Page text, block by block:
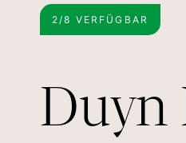
2/8 VERFÜGBAR
Duyn